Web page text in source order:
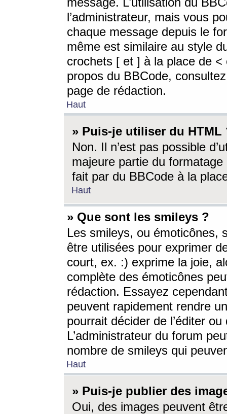
l’administrateur, mais vous
chaque message depuis le
même est similaire au style
crochets [ et ] à la place de <
propos du BBCode,
page de rédaction.
Haut
» Puis-je utiliser du HTML
Non. Il n’est pas possible
majeure partie du
fait par du BBCode à la
Haut
» Que sont les smileys ?
Les smileys, ou émoticônes,
être utilisées pour exprimer
court, ex. :) exprime la joie,
complète des émoticônes
rédaction. Essayez
peuvent rapidement rendre
pourrait décider de l’éditer
L’administrateur du forum
nombre de smileys qui
Haut
» Puis-je publier des
Oui, des images peuvent